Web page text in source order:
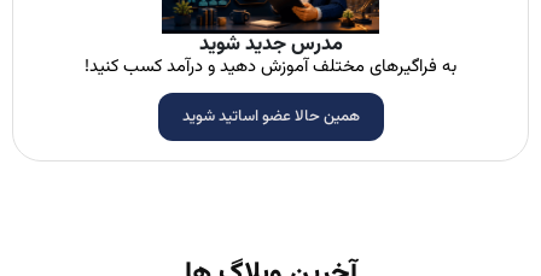
مدرس جدید شوید
به فراگیرهای مختلف آموزش دهید و درآمد کسب کنید!
همین حالا عضو اساتید شوید